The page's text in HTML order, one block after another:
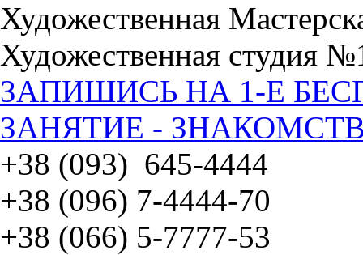
Художественная
Художественная студия
ЗАПИШИСЬ НА 1-Е
ЗАНЯТИЕ -
+38 (093) 645-4444
+38 (096) 7-4444-70
+38 (066) 5-7777-53